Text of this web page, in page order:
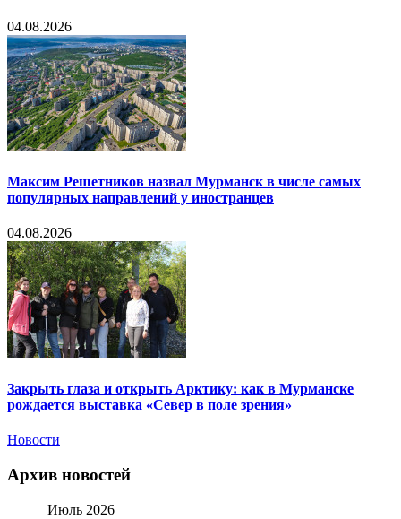
04.08.2026
Максим Решетников назвал Мурманск в числе самых
популярных направлений у иностранцев
04.08.2026
Закрыть глаза и открыть Арктику: как в Мурманске
рождается выставка «Север в поле зрения»
Новости
Архив новостей
Июль 2026